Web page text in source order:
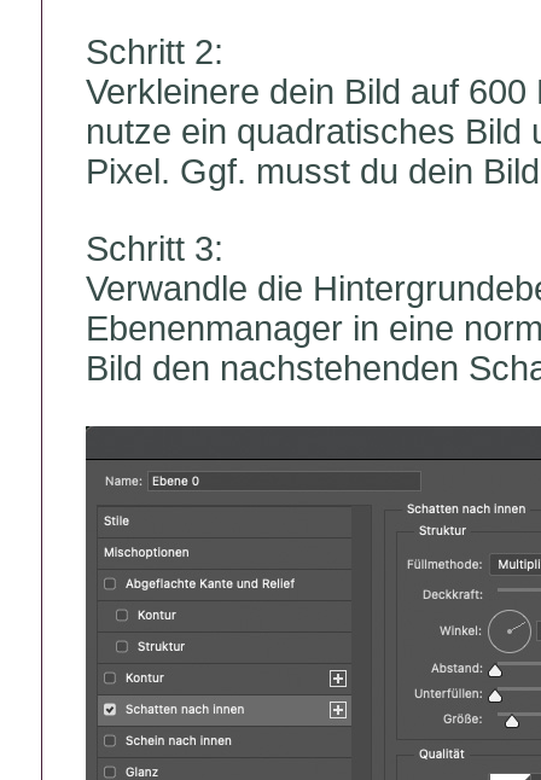
Schritt 2:
Verkleinere dein Bild auf
nutze ein quadratisches Bild
Pixel. Ggf. musst du dein
Schritt 3:
Verwandle die
Ebenenmanager in eine
Bild den nachstehenden